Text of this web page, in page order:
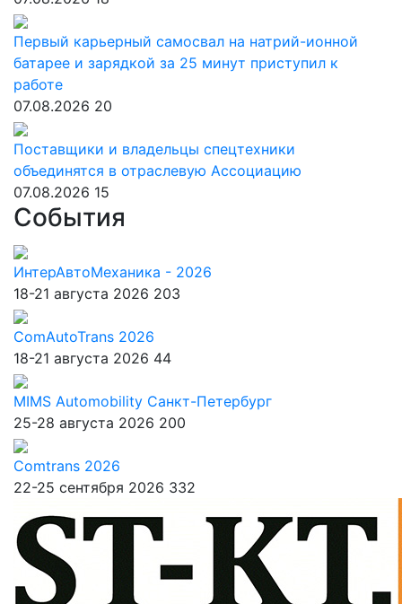
Первый карьерный самосвал на натрий-ионной
батарее и зарядкой за 25 минут приступил к
работе
07.08.2026 20
Поставщики и владельцы спецтехники
объединятся в отраслевую Ассоциацию
07.08.2026 15
События
ИнтерАвтоМеханика - 2026
18-21 августа 2026 203
ComAutoTrans 2026
18-21 августа 2026 44
MIMS Automobility Санкт-Петербург
25-28 августа 2026 200
Comtrans 2026
22-25 сентября 2026 332